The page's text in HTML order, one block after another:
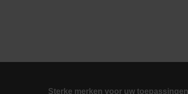
Sterke merken voor uw toepassingen